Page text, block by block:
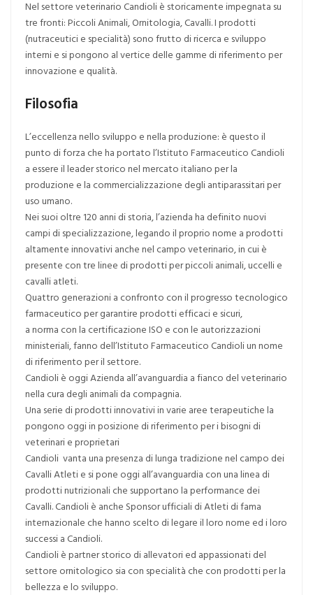
Nel settore veterinario Candioli è storicamente impegnata su
tre fronti: Piccoli Animali, Ornitologia, Cavalli. I prodotti
(nutraceutici e specialità) sono frutto di ricerca e sviluppo
interni e si pongono al vertice delle gamme di riferimento per
innovazione e qualità.
Filosofia
L’eccellenza nello sviluppo e nella produzione: è questo il
punto di forza che ha portato l’Istituto Farmaceutico Candioli
a essere il leader storico nel mercato italiano per la
produzione e la commercializzazione degli antiparassitari per
uso umano.
Nei suoi oltre 120 anni di storia, l’azienda ha definito nuovi
campi di specializzazione, legando il proprio nome a prodotti
altamente innovativi anche nel campo veterinario, in cui è
presente con tre linee di prodotti per piccoli animali, uccelli e
cavalli atleti.
Quattro generazioni a confronto con il progresso tecnologico
farmaceutico per garantire prodotti efficaci e sicuri,
a norma con la certificazione ISO e con le autorizzazioni
ministeriali, fanno dell’Istituto Farmaceutico Candioli un nome
di riferimento per il settore.
Candioli è oggi Azienda all’avanguardia a fianco del veterinario
nella cura degli animali da compagnia.
Una serie di prodotti innovativi in varie aree terapeutiche la
pongono oggi in posizione di riferimento per i bisogni di
veterinari e proprietari
Candioli vanta una presenza di lunga tradizione nel campo dei
Cavalli Atleti e si pone oggi all’avanguardia con una linea di
prodotti nutrizionali che supportano la performance dei
Cavalli. Candioli è anche Sponsor ufficiali di Atleti di fama
internazionale che hanno scelto di legare il loro nome ed i loro
successi a Candioli.
Candioli è partner storico di allevatori ed appassionati del
settore ornitologico sia con specialità che con prodotti per la
bellezza e lo sviluppo.